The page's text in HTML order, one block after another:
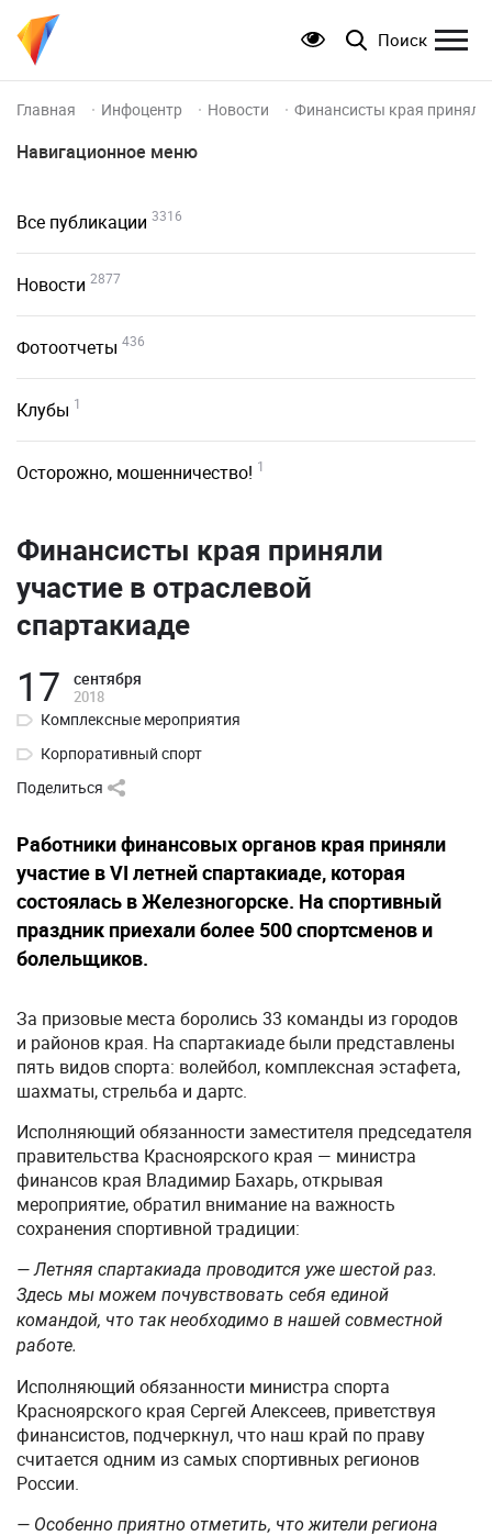
Поиск
Главная Инфоцентр Новости Финансисты края приняли
Навигационное меню
Все публикации 3316
Новости 2877
Фотоотчеты 436
Клубы 1
Осторожно, мошенничество! 1
Финансисты края приняли
участие в отраслевой
спартакиаде
17 сентября
2018
Комплексные мероприятия
Корпоративный спорт
Поделиться
Работники финансовых органов края приняли
участие в VI летней спартакиаде, которая
состоялась в Железногорске. На спортивный
праздник приехали более 500 спортсменов и
болельщиков.
За призовые места боролись 33 команды из городов
и районов края. На спартакиаде были представлены
пять видов спорта: волейбол, комплексная эстафета,
шахматы, стрельба и дартс.
Исполняющий обязанности заместителя председателя
правительства Красноярского края — министра
финансов края Владимир Бахарь, открывая
мероприятие, обратил внимание на важность
сохранения спортивной традиции:
— Летняя спартакиада проводится уже шестой раз.
Здесь мы можем почувствовать себя единой
командой, что так необходимо в нашей совместной
работе.
Исполняющий обязанности министра спорта
Красноярского края Сергей Алексеев, приветствуя
финансистов, подчеркнул, что наш край по праву
считается одним из самых спортивных регионов
России.
— Особенно приятно отметить, что жители региона